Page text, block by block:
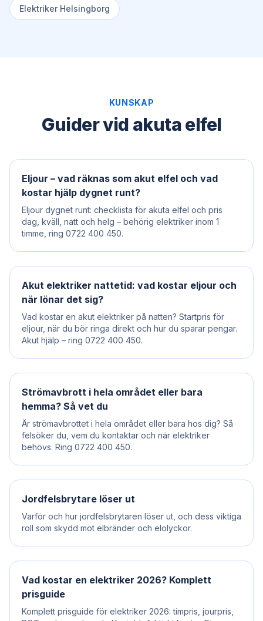
Elektriker Helsingborg
KUNSKAP
Guider vid akuta elfel
Eljour – vad räknas som akut elfel och vad
kostar hjälp dygnet runt?
Eljour dygnet runt: checklista för akuta elfel och pris
dag, kväll, natt och helg – behörig elektriker inom 1
timme, ring 0722 400 450.
Akut elektriker nattetid: vad kostar eljour och
när lönar det sig?
Vad kostar en akut elektriker på natten? Startpris för
eljour, när du bör ringa direkt och hur du sparar pengar.
Akut hjälp – ring 0722 400 450.
Strömavbrott i hela området eller bara
hemma? Så vet du
Är strömavbrottet i hela området eller bara hos dig? Så
felsöker du, vem du kontaktar och när elektriker
behövs. Ring 0722 400 450.
Jordfelsbrytare löser ut
Varför och hur jordfelsbrytaren löser ut, och dess viktiga
roll som skydd mot elbränder och elolyckor.
Vad kostar en elektriker 2026? Komplett
prisguide
Komplett prisguide för elektriker 2026: timpris, jourpris,